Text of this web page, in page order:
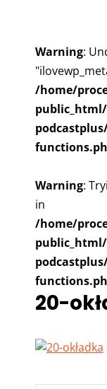
Warning:
/home/
Warning:
in
/home/
20-